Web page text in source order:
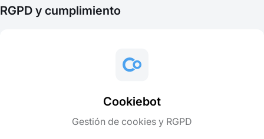
RGPD y cumplimiento
Cookiebot
Gestión de cookies y RGPD